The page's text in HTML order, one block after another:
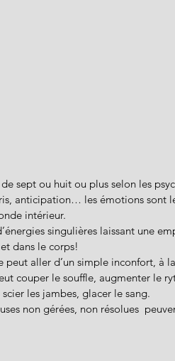
sept ou huit ou plus selon les
anticipation… les émotions sont
intérieur.
singulières laissant une
dans le corps!
peut aller d’un simple inconfort, à
couper le souffle, augmenter le
les jambes, glacer le sang.
non gérées, non résolues